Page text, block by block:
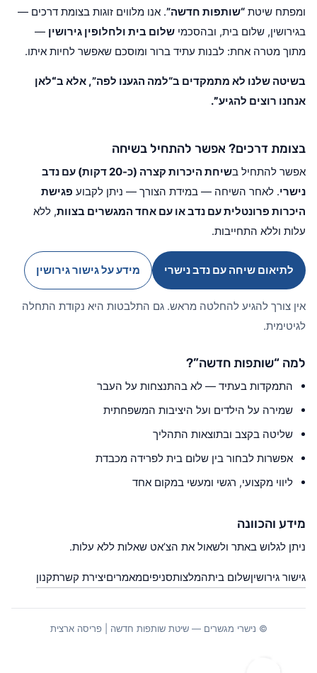
ומפתח שיטת “שותפות חדשה”. אנו מלווים זוגות בצומת דרכים —
בגירושין, שלום בית, ובהסכמי שלום בית ולחלופין גירושין —
מתוך מטרה אחת: לבנות עתיד ברור ומוסכם שאפשר לחיות איתו.
בשיטה שלנו לא מתמקדים ב“למה הגענו לפה”, אלא ב“לאן
אנחנו רוצים להגיע”.
בצומת דרכים? אפשר להתחיל בשיחה
אפשר להתחיל ב
שיחת היכרות קצרה (כ-20 דקות) עם נדב
נישרי. לאחר השיחה — במידת הצורך — ניתן לקבוע פגישת
היכרות פרונטלית עם נדב או עם אחד המגשרים בצוות, ללא
עלות וללא התחייבות.
לתיאום שיחה עם נדב נישרי מידע על גישור גירושין
אין צורך להגיע להחלטה מראש. גם התלבטות היא נקודת התחלה
לגיטימית.
למה “שותפות חדשה”?
התמקדות בעתיד — לא בהתנצחות על העבר
שמירה על הילדים ועל היציבות המשפחתית
שליטה בקצב ובתוצאות התהליך
אפשרות לבחור בין שלום בית לפרידה מכבדת
ליווי מקצועי, רגשי ומעשי במקום אחד
מידע והכוונה
ניתן לגלוש באתר ולשאול את הצ’אט שאלות ללא עלות.
גישור גירושיןשלום ביתהמלצותסניפיםמאמריםיצירת קשרתקנון
© נישרי מגשרים — שיטת שותפות חדשה | פריסה ארצית